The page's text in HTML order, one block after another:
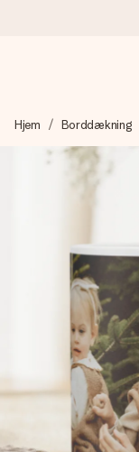
Vi laver din gave
du kan give den
betyder allermest.
4,7 (baseret
Vores gaver
Reviews.
Gratis kort
Lav noget særligt
billede af dig
Intet besvær
øjeblikket.
Hjem Borddækning